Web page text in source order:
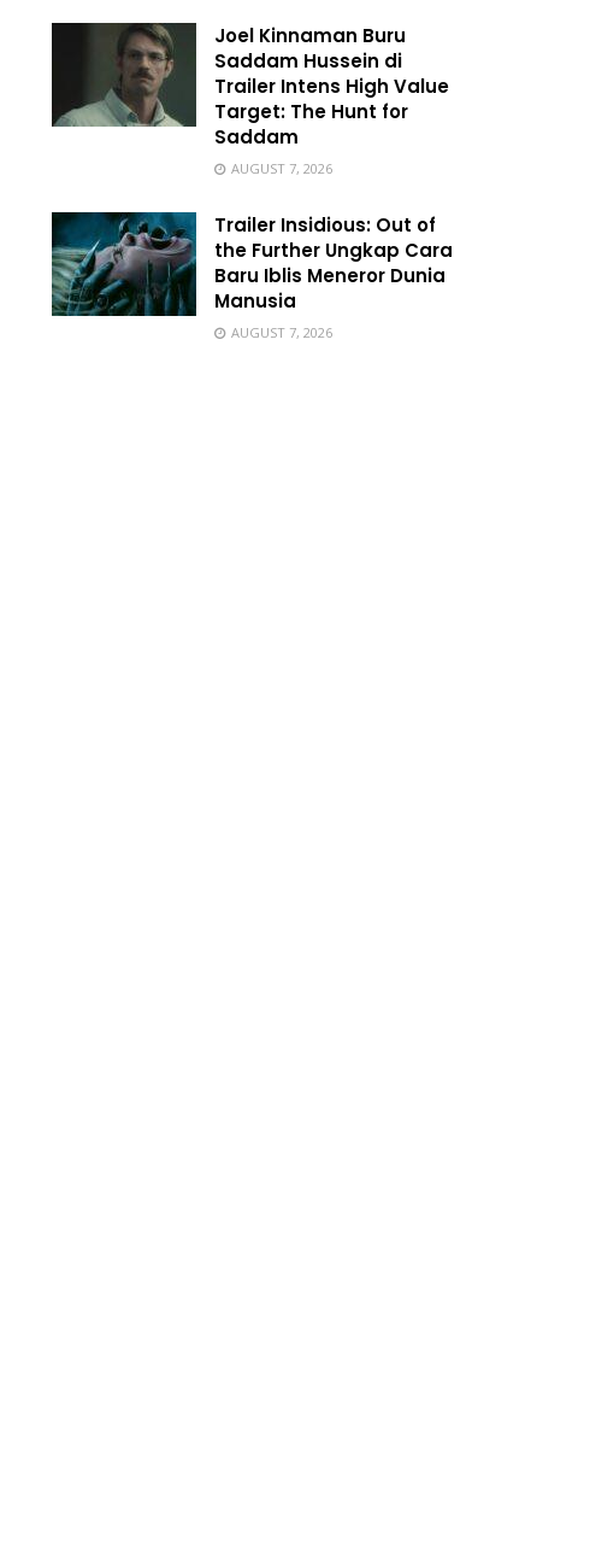
Joel Kinnaman Buru
Saddam Hussein di
Trailer Intens High Value
Target: The Hunt for
Saddam
AUGUST 7, 2026
Trailer Insidious: Out of
the Further Ungkap Cara
Baru Iblis Meneror Dunia
Manusia
AUGUST 7, 2026